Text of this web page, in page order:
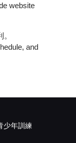
website
and
少年訓練